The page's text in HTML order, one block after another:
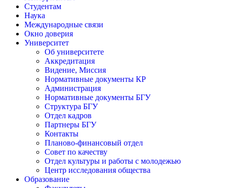
Студентам
Наука
Международные связи
Окно доверия
Университет
Об университете
Аккредитация
Видение, Миссия
Нормативные документы КР
Администрация
Нормативные документы БГУ
Структура БГУ
Отдел кадров
Партнеры БГУ
Контакты
Планово-финансовый отдел
Совет по качеству
Отдел культуры и работы с молодежью
Центр исследования общества
Образование